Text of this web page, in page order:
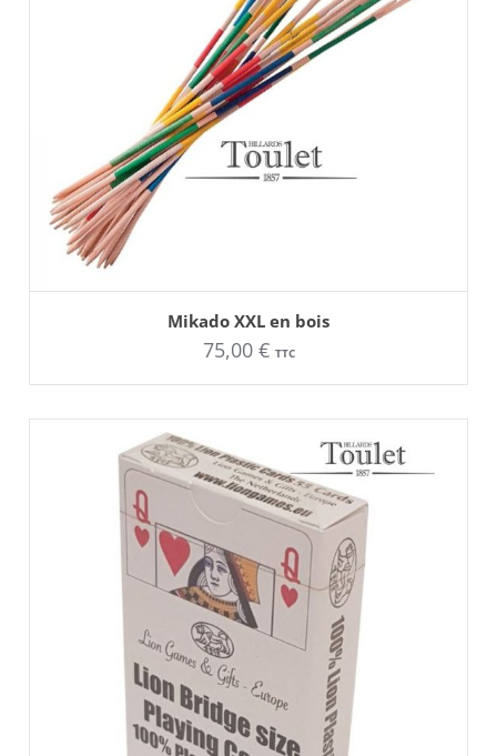
Mikado XXL en bois
75,00 € TTC